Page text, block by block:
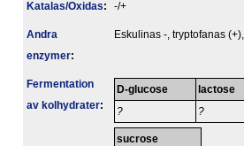
Katalas/Oxidas: -/+
Andra
enzymer:
Eskulinas -, tryptofanas
Fermentation
av kolhydrater:
D-glucose
?
lactose
?
sucrose